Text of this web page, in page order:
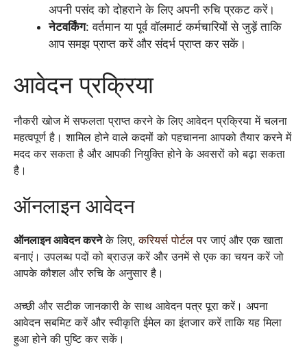
अपनी पसंद को दोहराने के लिए अपनी रुचि प्रकट करें।
नेटवर्किंग: वर्तमान या पूर्व वॉलमार्ट कर्मचारियों से जुड़ें ताकि
आप समझ प्राप्त करें और संदर्भ प्राप्त कर सकें।
आवेदन प्रक्रिया
नौकरी खोज में सफलता प्राप्त करने के लिए आवेदन प्रक्रिया में चलना
महत्वपूर्ण है। शामिल होने वाले कदमों को पहचानना आपको तैयार करने में
मदद कर सकता है और आपकी नियुक्ति होने के अवसरों को बढ़ा सकता
है।
ऑनलाइन आवेदन
ऑनलाइन आवेदन करनेके लिए,करियर्स पोर्टल पर जाएं और एक खाता
बनाएं। उपलब्ध पदों को ब्राउज़ करें और उनमें से एक का चयन करें जो
आपके कौशल और रुचि के अनुसार है।
अच्छी और सटीक जानकारी के साथ आवेदन पत्र पूरा करें। अपना
आवेदन सबमिट करें और स्वीकृति ईमेल का इंतजार करें ताकि यह मिला
हुआ होने की पुष्टि कर सकें।